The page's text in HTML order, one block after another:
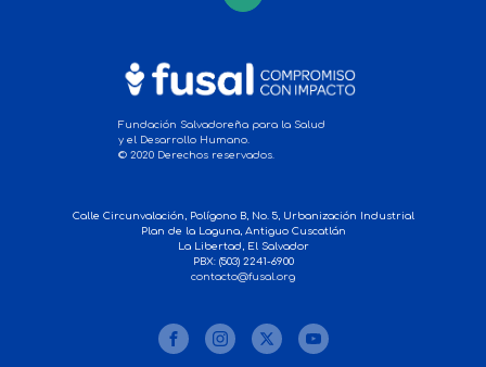
Fundación Salvadoreña para la Salud
y el Desarrollo Humano.
© 2020 Derechos reservados.
Calle Circunvalación, Polígono B, No. 5, Urbanización Industrial
Plan de la Laguna, Antiguo Cuscatlán
La Libertad, El Salvador
PBX: (503) 2241-6900
contacto@fusal.org